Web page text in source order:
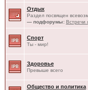
Отдых
Раздел посвящен
— подфорумы: Встречи
Спорт
Ты - мир!
Здоровье
Превыше всего
Общество и политика